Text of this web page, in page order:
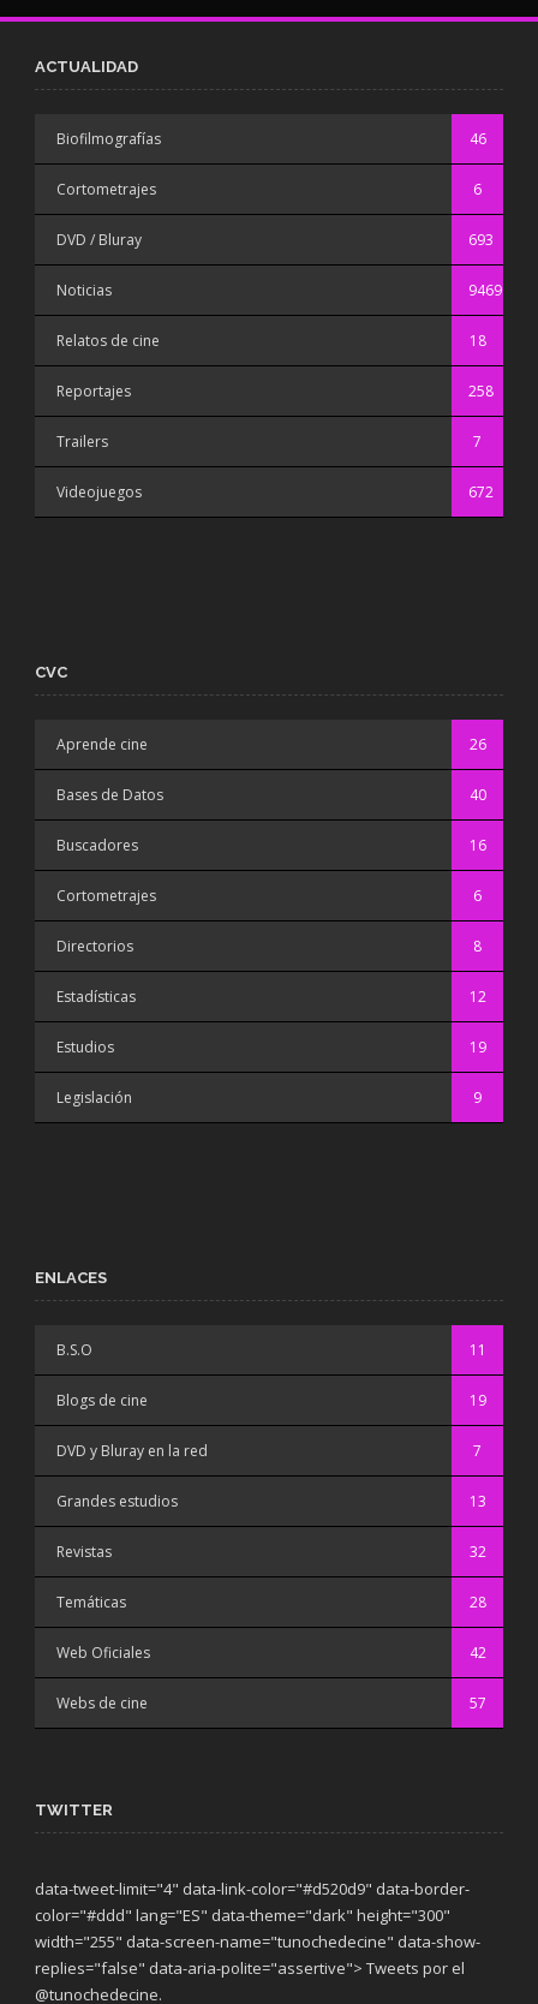
ACTUALIDAD
Biofilmografías 46
Cortometrajes 6
DVD / Bluray 693
Noticias 9469
Relatos de cine 18
Reportajes 258
Trailers 7
Videojuegos 672
CVC
Aprende cine 26
Bases de Datos 40
Buscadores 16
Cortometrajes 6
Directorios 8
Estadísticas 12
Estudios 19
Legislación 9
ENLACES
B.S.O 11
Blogs de cine 19
DVD y Bluray en la red 7
Grandes estudios 13
Revistas 32
Temáticas 28
Web Oficiales 42
Webs de cine 57
TWITTER
data-tweet-limit="4" data-link-color="#d520d9" data-border-
color="#ddd" lang="ES" data-theme="dark" height="300"
width="255" data-screen-name="tunochedecine" data-show-
replies="false" data-aria-polite="assertive"> Tweets por el
@tunochedecine.